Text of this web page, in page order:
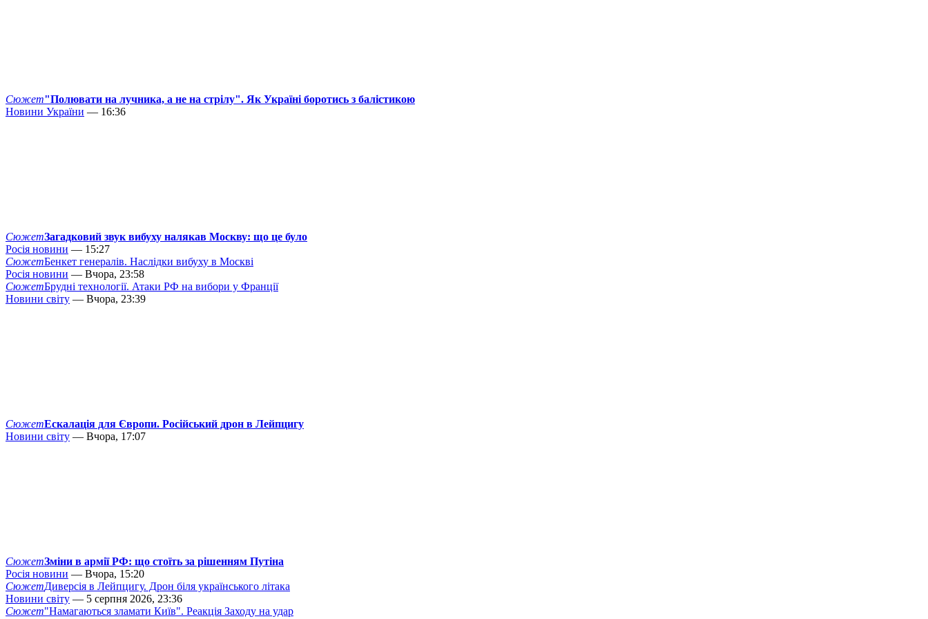
Сюжет"Полювати на лучника, а не на стрілу". Як Україні боротись з балістикою
Новини України — 16:36
СюжетЗагадковий звук вибуху налякав Москву: що це було
Росія новини — 15:27
СюжетБенкет генералів. Наслідки вибуху в Москві
Росія новини — Вчора, 23:58
СюжетБрудні технології. Атаки РФ на вибори у Франції
Новини світу — Вчора, 23:39
СюжетЕскалація для Європи. Російський дрон в Лейпцигу
Новини світу — Вчора, 17:07
СюжетЗміни в армії РФ: що стоїть за рішенням Путіна
Росія новини — Вчора, 15:20
СюжетДиверсія в Лейпцигу. Дрон біля українського літака
Новини світу — 5 серпня 2026, 23:36
Сюжет"Намагаються зламати Київ". Реакція Заходу на удар